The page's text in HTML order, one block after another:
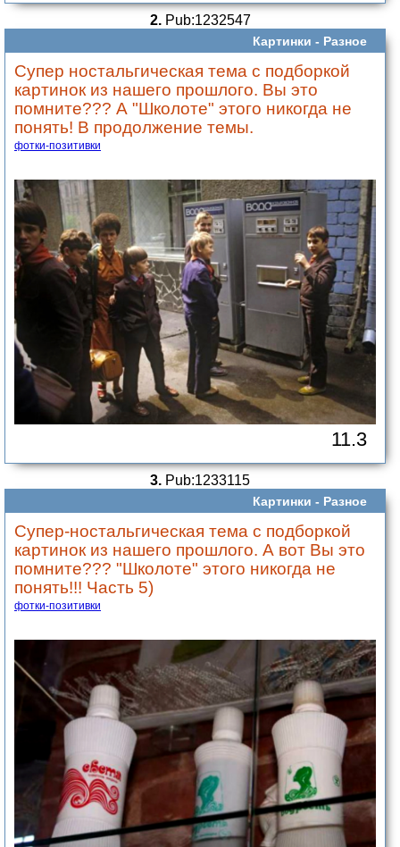
2.Pub:1232547
Картинки - Разное
Супер ностальгическая тема с подборкой
картинок из нашего прошлого. Вы это
помните??? А "Школоте" этого никогда не
понять! В продолжение темы.
фотки-позитивки
11.3
3. Pub:1233115
Картинки - Разное
Супер-ностальгическая тема с подборкой
картинок из нашего прошлого. А вот Вы это
помните??? "Школоте" этого никогда не
понять!!! Часть 5)
фотки-позитивки